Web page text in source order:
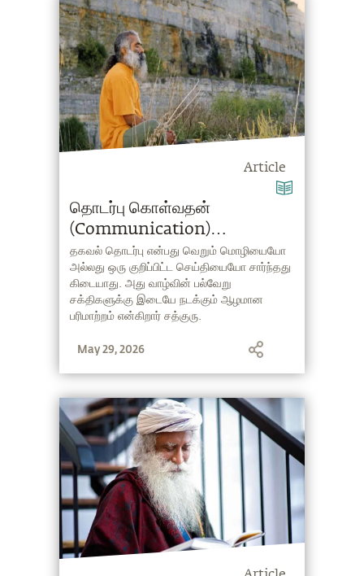
Article
தொடர்பு கொள்வதன்
(Communication)
முக்கியத்துவம்
தகவல் தொடர்பு என்பது வெறும் மொழியையோ
அல்லது ஒரு குறிப்பிட்ட செய்தியையோ சார்ந்தது
கிடையாது. அது வாழ்வின் பல்வேறு
சக்திகளுக்கு இடையே நடக்கும் ஆழமான
பரிமாற்றம் என்கிறார் சத்குரு.
May 29, 2026